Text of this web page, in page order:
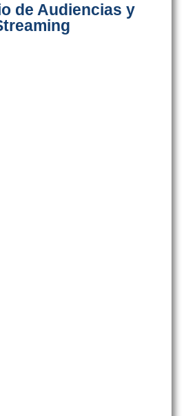
de Audiencias y